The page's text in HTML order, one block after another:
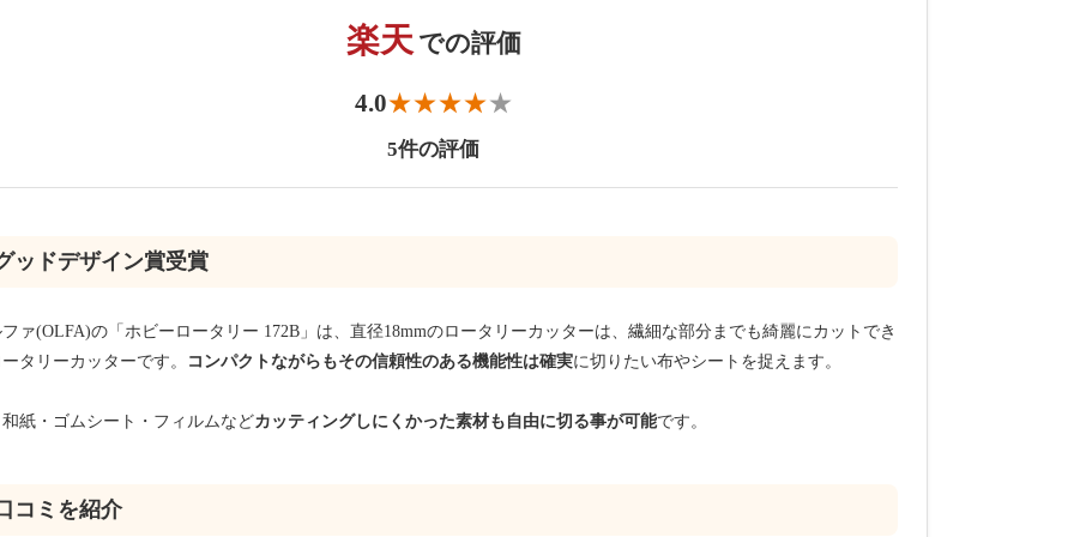
楽天 での評価
4.0
5件の評価
ッドデザイン賞受賞
ァ(OLFA)の「ホビーロータリー 172B」は、直径18mmのロータリーカッターは、繊細な部分までも綺麗にカットでき
タリーカッターです。
コンパクトながらもその信頼性のある機能性は確実に切りたい布やシートを捉えます。
紙・ゴムシート・フィルムなどカッティングしにくかった素材も自由に切る事が可能です。
コミを紹介